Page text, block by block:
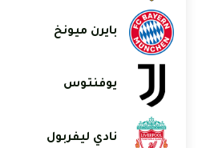
بايرن ميونخ
يوفنتوس
نادي ليفربول